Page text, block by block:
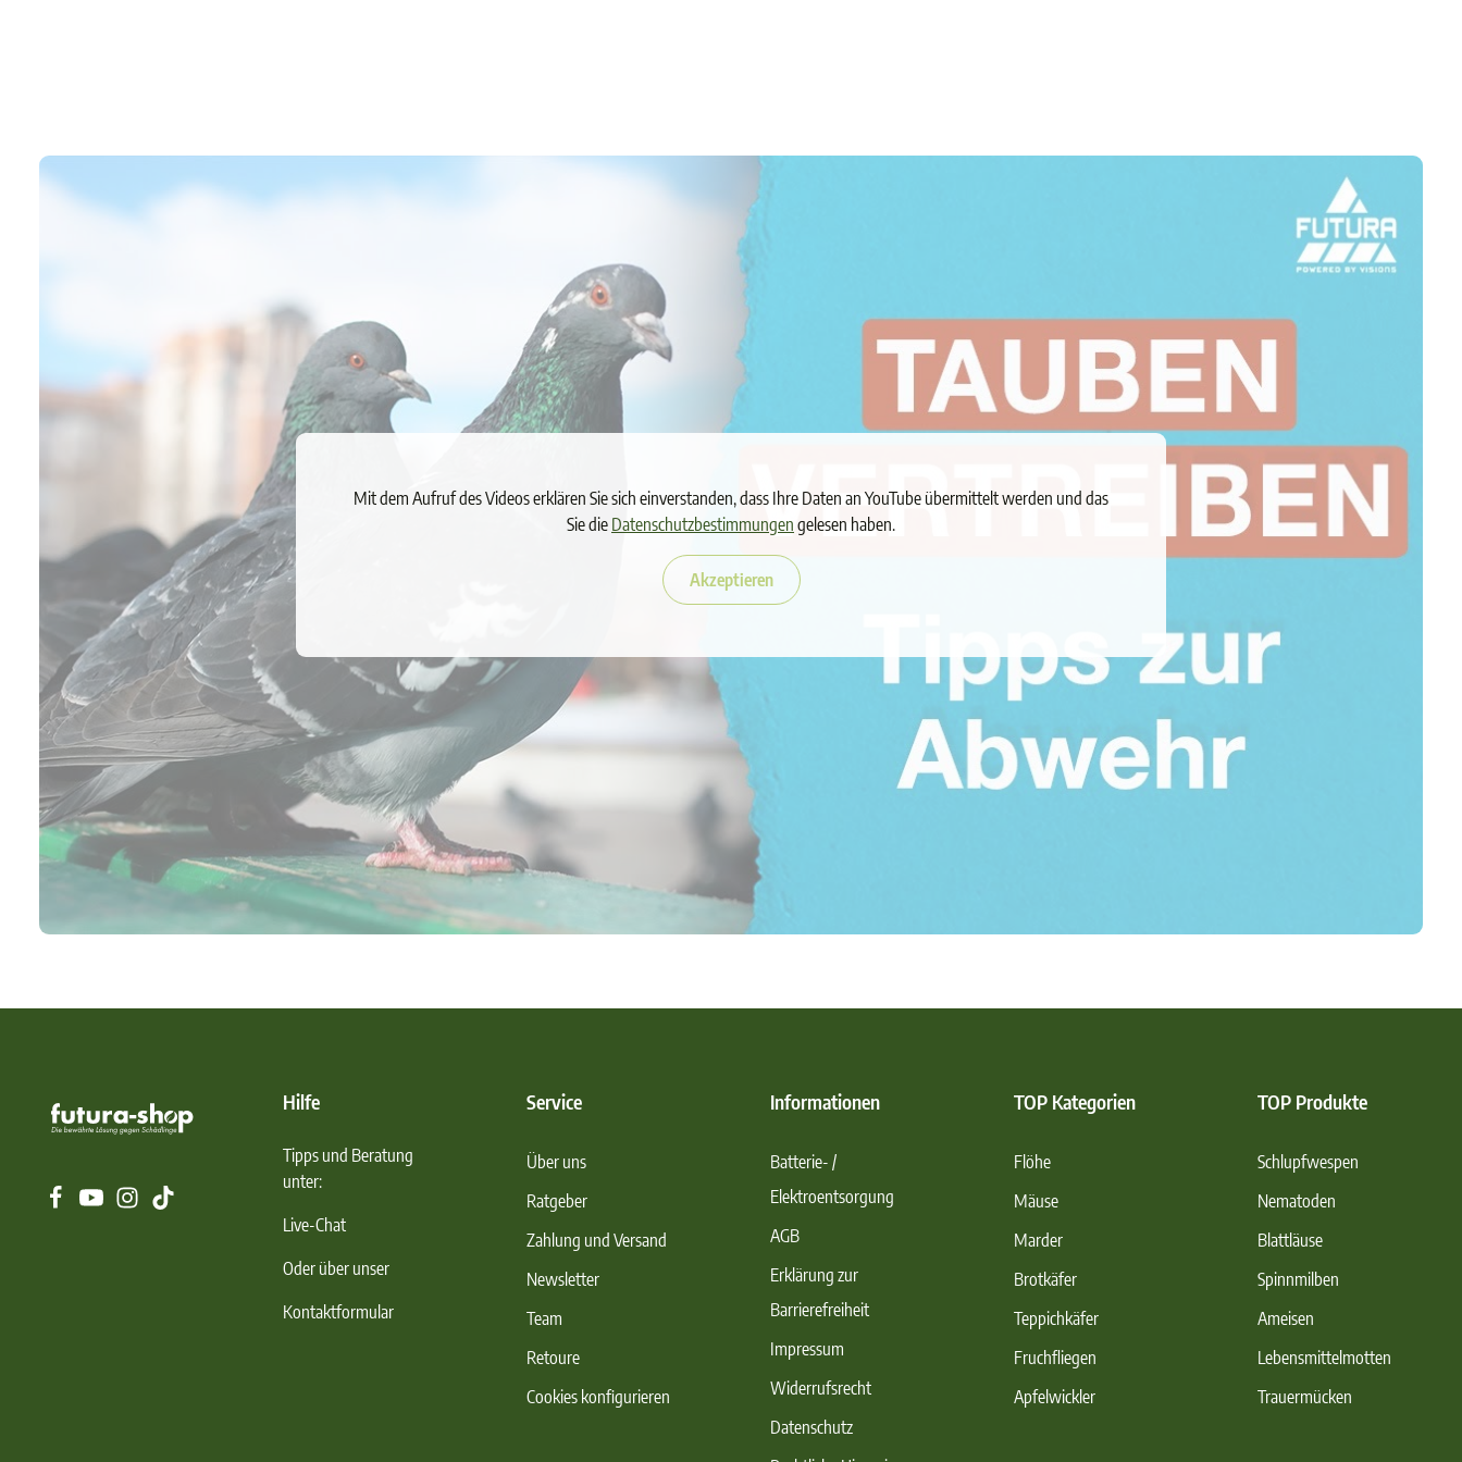
Mit dem Aufruf des Videos erklären Sie sich einverstanden, dass Ihre Daten an YouTube übermittelt werden und das
Sie die Datenschutzbestimmungen gelesen haben.
Akzeptieren
Hilfe
Tipps und Beratung
unter:
Live-Chat
Oder über unser
Kontaktformular
Service
Über uns
Ratgeber
Zahlung und Versand
Newsletter
Team
Retoure
Cookies konfigurieren
Informationen
Batterie- /
Elektroentsorgung
AGB
Erklärung zur
Barrierefreiheit
Impressum
Widerrufsrecht
Datenschutz
TOP Kategorien
Flöhe
Mäuse
Marder
Brotkäfer
Teppichkäfer
Fruchfliegen
Apfelwickler
TOP Produkte
Schlupfwespen
Nematoden
Blattläuse
Spinnmilben
Ameisen
Lebensmittelmotten
Trauermücken